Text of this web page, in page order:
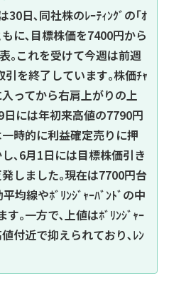
30日､同社株のﾚｰﾃｨﾝｸﾞの｢ｵ
に､目標株価を7400円から
｡これを受けて今週は前週
を終了しています｡株価ﾁｬ
ってから右肩上がりの上
には年初来高値の7790円
時的に利益確定売りに押
､6月1日には目標株価引き
しました｡現在は7700円台
均線やﾎﾞﾘﾝｼﾞｬｰﾊﾞﾝﾄﾞの中
す｡一方で､上値はﾎﾞﾘﾝｼﾞｬｰ
付近で抑えられており､ﾚﾝ